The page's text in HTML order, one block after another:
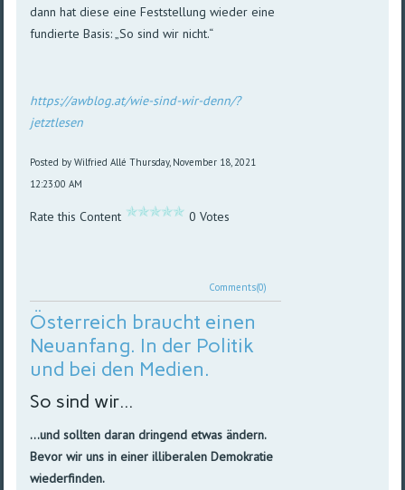
dann hat diese eine Feststellung wieder eine
fundierte Basis: „So sind wir nicht.“
https://awblog.at/wie-sind-wir-denn/?
jetztlesen
Posted by Wilfried Allé Thursday, November 18, 2021
12:23:00 AM
Rate this Content 0 Votes
Comments(0)
Österreich braucht einen
Neuanfang. In der Politik
und bei den Medien.
So sind wir...
...und sollten daran dringend etwas ändern.
Bevor wir uns in einer illiberalen Demokratie
wiederfinden.